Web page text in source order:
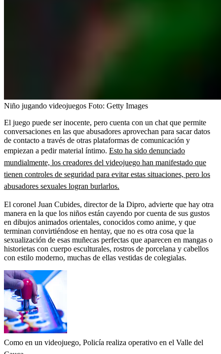
Niño jugando videojuegos Foto: Getty Images
El juego puede ser inocente, pero cuenta con un chat que permite
conversaciones en las que abusadores aprovechan para sacar datos
de contacto a través de otras plataformas de comunicación y
empiezan a pedir material íntimo. Esto ha sido denunciado
mundialmente, los creadores del videojuego han manifestado que
tienen controles de seguridad para evitar estas situaciones, pero los
abusadores sexuales logran burlarlos.
El coronel Juan Cubides, director de la Dipro, advierte que hay otra
manera en la que los niños están cayendo por cuenta de sus gustos
en dibujos animados orientales, conocidos como anime, y que
terminan convirtiéndose en hentay, que no es otra cosa que la
sexualización de esas muñecas perfectas que aparecen en mangas o
historietas con cuerpo esculturales, rostros de porcelana y cabellos
con estilo moderno, muchas de ellas vestidas de colegialas.
Como en un videojuego, Policía realiza operativo en el Valle del